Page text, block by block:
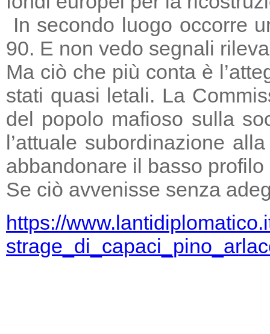
In secondo luogo occorre
90. E non vedo segnali
Ma ciò che più conta è
stati quasi letali. La
del popolo mafioso sulla
l’attuale subordinazione
abbandonare il basso
Se ciò avvenisse senza
https://